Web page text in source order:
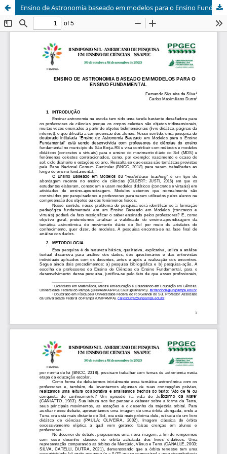
Ensino de Astronomia baseado em modelos para o Ensino Fundamental